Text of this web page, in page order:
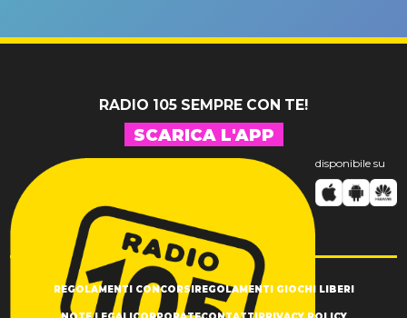
RADIO 105 SEMPRE CON TE!
SCARICA L'APP
disponibile su
REGOLAMENTI CONCORSI REGOLAMENTI GIOCHI LIBERI